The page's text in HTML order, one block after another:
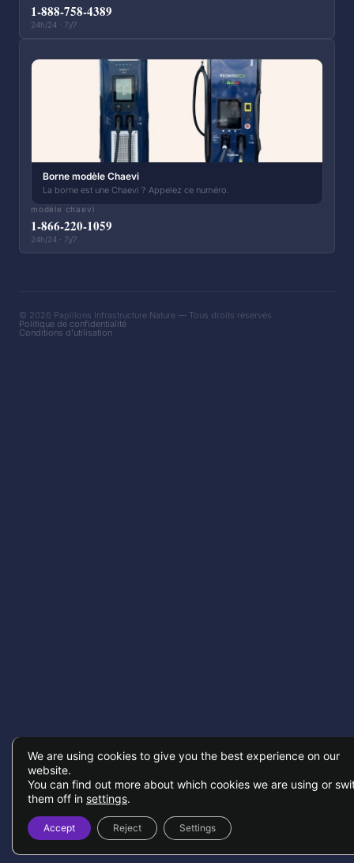
1-888-758-4389
24h/24 · 7j/7
Borne modèle Chaevi
La borne est une Chaevi ? Appelez ce numéro.
modèle chaevi
1-866-220-1059
24h/24 · 7j/7
© 2026 Papillons Infrastructure Nature — Tous droits réservés
Politique de confidentialité
Conditions d'utilisation
We are using cookies to give you the best experience on our
website.
You can find out more about which cookies we are using or
them off in settings.
Accept Reject Settings